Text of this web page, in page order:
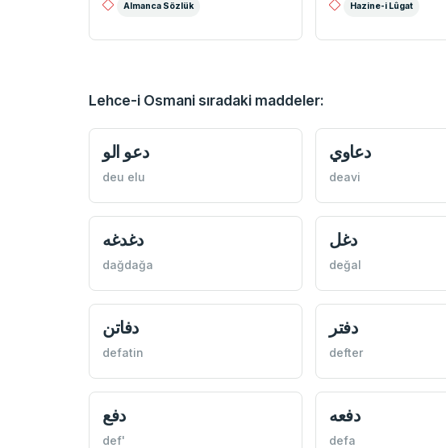
Almanca Sözlük Hazine-i Lûgat
Lehce-i Osmani sıradaki maddeler:
دعو الو
deu elu
دعاوي
deavi
دغدغه
dağdağa
دغل
değal
دفاتن
defatin
دفتر
defter
دفع
def'
دفعه
defa